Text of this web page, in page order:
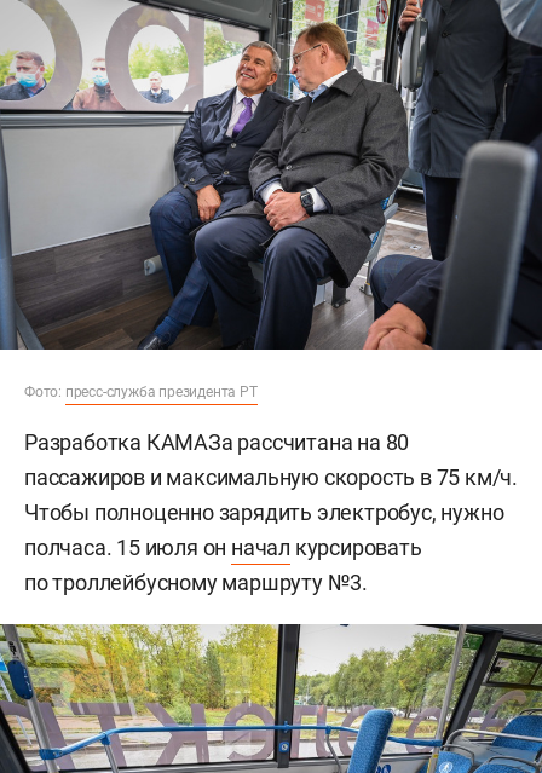
Фото: пресс-служба президента РТ
Разработка КАМАЗа рассчитана на 80
пассажиров и максимальную скорость в 75 км/ч.
Чтобы полноценно зарядить электробус, нужно
полчаса. 15 июля он начал курсировать
по троллейбусному маршруту №3.